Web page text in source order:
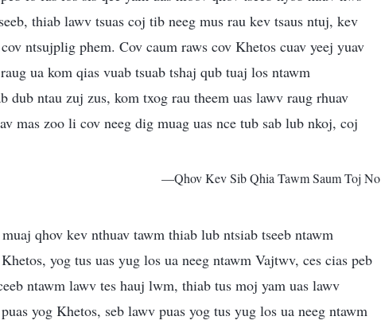
thiab lawv tsuas coj tib neeg mus rau kev tsaus ntuj, kev
ntsujplig phem. Cov caum raws cov Khetos cuav yeej yuav
ua kom qias vuab tsuab tshaj qub tuaj los ntawm
ntau zuj zus, kom txog rau theem uas lawv raug rhuav
mas zoo li cov neeg dig muag uas nce tub sab lub nkoj, coj
—Qhov Kev Sib Qhia Tawm Saum Toj No
qhov kev nthuav tawm thiab lub ntsiab tseeb ntawm
yog tus uas yug los ua neeg ntawm Vajtwv, ces cias peb
ntawm lawv tes hauj lwm, thiab tus moj yam uas lawv
yog Khetos, seb lawv puas yog tus yug los ua neeg ntawm